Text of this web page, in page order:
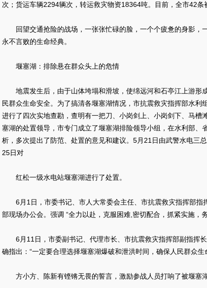
次；货运车辆2294辆次，转运救灾物资18364吨。目前，全市42条
回望交通抢险的战场，一张张忙碌的脸，一个个疲惫的身影，
永不言败的生命经典。
堰塞湖：排除悬在群众头上的危情
地震发生后，由于山体垮塌和滑坡，使绵远河和石亭江上游形
民群众生命安全。为了搞清各堰塞湖情况，市抗震救灾指挥部水利
进行了四次实地查勘，查明有一把刀、小岗剑上、小岗剑下、马槽
塞湖的处置领导，市专门成立了堰塞湖排险领导小组，在水利部、
析，多次提出了防范、处置的意见和建议。5月21日由武警水电三
25日对
红松一级水电站堰塞湖进行了处置。
6月1日，市委书记、市人大常委会主任、市抗震救灾指挥部指
部现场办公会。强调 “全力以赴，克服困难,密切配合，抓紧实施，
6月11日，市委副书记、代理市长、市抗震救灾指挥部副指挥长
确指出：“一定要合理选择堰塞湖爆破和泄洪时间，确保人民群众生
方小方、陈新有铿锵无畏的誓言，激励参战人员打响了被堰塞湖